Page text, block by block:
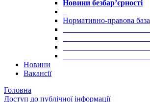
Новини безбар’єрності
Нормативно-правова база
Новини
Вакансії
Головна
Доступ до публічної інформації